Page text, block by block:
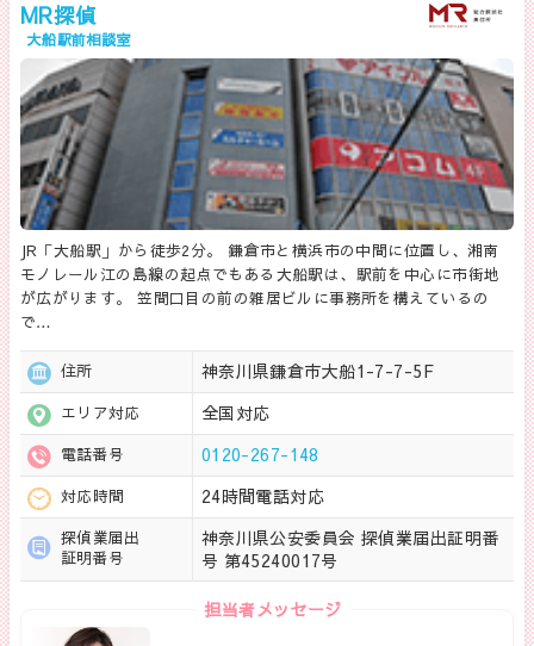
MR探偵
大船駅前相談室
JR「大船駅」から徒歩2分。 鎌倉市と横浜市の中間に位置し、湘南
モノレール江の島線の起点でもある大船駅は、駅前を中心に市街地
が広がります。 笠間口目の前の雑居ビルに事務所を構えているの
で…
住所 神奈川県鎌倉市大船1-7-7-5F
エリア対応 全国対応
電話番号 0120-267-148
対応時間 24時間電話対応
探偵業届出
証明番号
神奈川県公安委員会 探偵業届出証明番
号 第45240017号
担当者メッセージ